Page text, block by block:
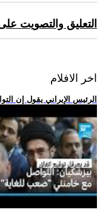
التعليق والتصويت
اخر الافلام
.. الرئيس الإيراني يقول إن